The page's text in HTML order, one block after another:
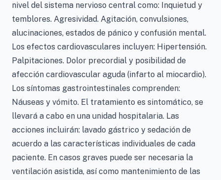
nivel del sistema nervioso central como: Inquietud y
temblores. Agresividad. Agitación, convulsiones,
alucinaciones, estados de pánico y confusión mental.
Los efectos cardiovasculares incluyen: Hipertensión.
Palpitaciones. Dolor precordial y posibilidad de
afección cardiovascular aguda (infarto al miocardio).
Los síntomas gastrointestinales comprenden:
Náuseas y vómito. El tratamiento es sintomático, se
llevará a cabo en una unidad hospitalaria. Las
acciones incluirán: lavado gástrico y sedación de
acuerdo a las características individuales de cada
paciente. En casos graves puede ser necesaria la
ventilación asistida, así como mantenimiento de las